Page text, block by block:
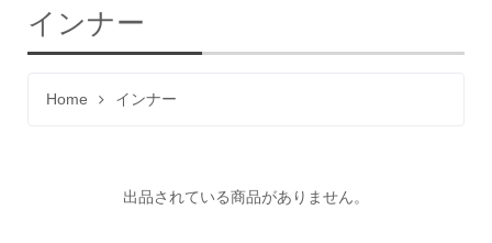
インナー
Home インナー
出品されている商品がありません。